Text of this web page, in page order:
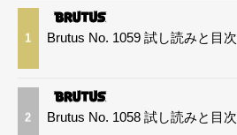
1 Brutus No. 1059 試し読みと目次
2 Brutus No. 1058 試し読みと目次